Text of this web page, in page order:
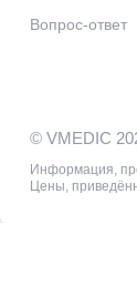
Вопрос-ответ
© VMEDIC
Информация,
Цены,